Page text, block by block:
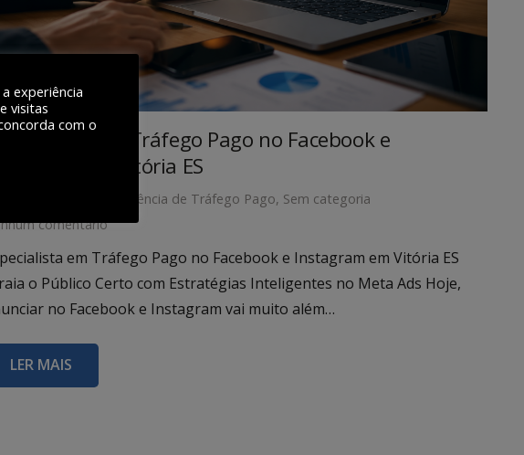
em Tráfego Pago no Facebook e
em Vitória ES
Agência de Tráfego Pago, Sem categoria
comentário
em Tráfego Pago no Facebook e Instagram em Vitória ES
o Público Certo com Estratégias Inteligentes no Meta Ads Hoje,
no Facebook e Instagram vai muito além…
LER MAIS
experiência
visitas
com o